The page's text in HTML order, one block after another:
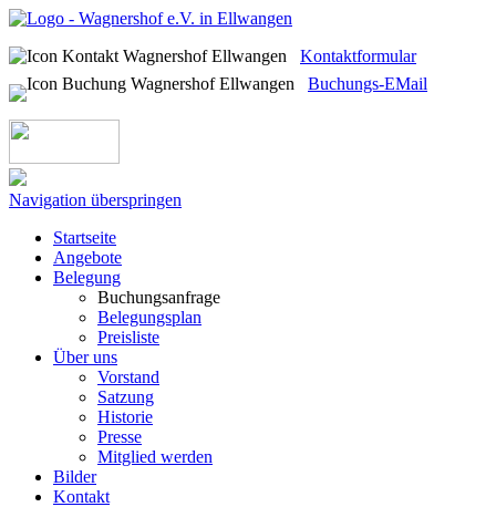
Kontaktformular
Buchungs-EMail
Navigation überspringen
Startseite
Angebote
Belegung
Buchungsanfrage
Belegungsplan
Preisliste
Über uns
Vorstand
Satzung
Historie
Presse
Mitglied werden
Bilder
Kontakt